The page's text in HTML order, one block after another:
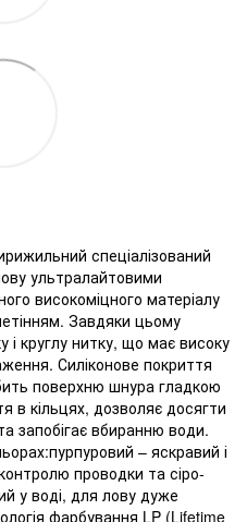
спеціалізований
ультралайтовими
високоміцного матеріалу
Завдяки цьому
круглу нитку, що має високу
Силіконове покриття
поверхню шнура гладкою
в кільцях, дозволяє досягти
запобігає вбиранню води.
– яскравий і
проводки та сіро-
у воді, для лову дуже
фарбування LP (Lifetime